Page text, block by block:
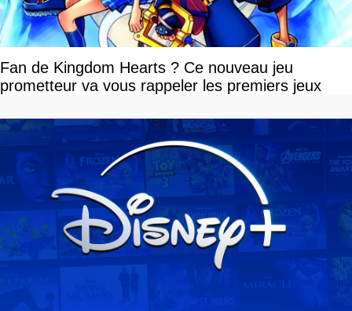
Fan de Kingdom Hearts ? Ce nouveau jeu
prometteur va vous rappeler les premiers jeux